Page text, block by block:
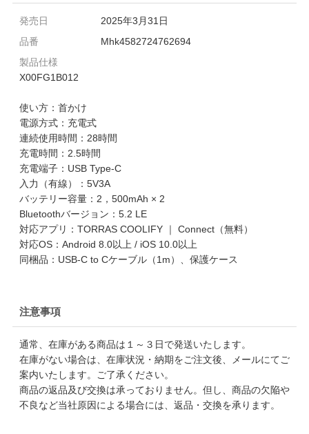
発売日
2025年3月31日
品番
Mhk4582724762694
製品仕様
X00FG1B012
使い方：首かけ
電源方式：充電式
連続使用時間：28時間
充電時間：2.5時間
充電端子：USB Type-C
入力（有線）：5V3A
バッテリー容量：2，500mAh × 2
Bluetoothバージョン：5.2 LE
対応アプリ：TORRAS COOLIFY ｜ Connect（無料）
対応OS：Android 8.0以上 / iOS 10.0以上
同梱品：USB-C to Cケーブル（1m）、保護ケース
注意事項
通常、在庫がある商品は１～３日で発送いたします。
在庫がない場合は、在庫状況・納期をご注文後、メールにてご
案内いたします。ご了承ください。
商品の返品及び交換は承っておりません。但し、商品の欠陥や
不良など当社原因による場合には、返品・交換を承ります。